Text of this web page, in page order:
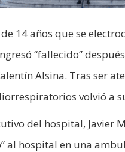
14 años que se
“fallecido”
Alsina. Tras ser
volvió a
del hospital, Javier
al hospital en una